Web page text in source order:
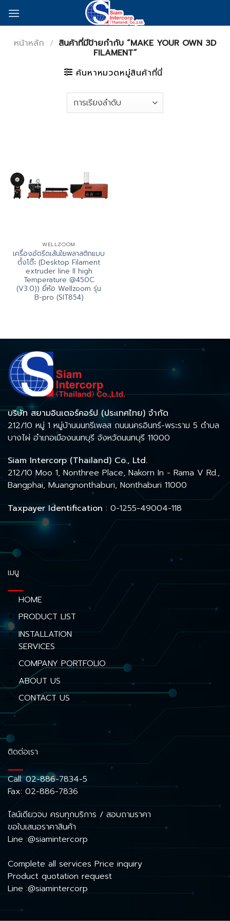
หน้าหลัก / สินค้าที่มีป้ายกำกับ “MAKE YOUR OWN 3D
FILAMENT”
ค้นหาหมวดหมู่สินค้าที่นี่
WELLZOOM
เครื่องอัดรีดเส้นใยพลาสติกแบบ
ตั้งโต๊ะ (Desktop Filament
extruder line II high
Temperature @450C
(V3.0)) ยี่ห้อ Wellzoom รุ่น
B-pro (SIT854)
บริษัท สยามอินเตอร์คอร์ป (ประเทศไทย) จำกัด
212/10 หมู่ 1 หมู่บ้านนนทรีเพลส ถนนนครอินทร์-พระราม 5 ตำบล
บางไผ่ อำเภอเมืองนนทบุรี จังหวัดนนทบุรี 11000
Siam Intercorp (Thailand) Co., Ltd.
212/10 Moo 1, Nonthree Place, Nakorn In - Rama V Rd.,
Bangphai, Muangnonthaburi, Nonthaburi 11000
Taxpayer Identification : 0-1255-49004-118
เมนู
HOME
PRODUCT LIST
INSTALLATION
SERVICES
COMPANY PORTFOLIO
ABOUT US
CONTACT US
ติดต่อเรา
Call:02-886-7834-5
Fax: 02-886-7836
ไลน์เดียวจบ ครบทุกบริการ / สอบถามราคา
ขอใบเสนอราคาสินค้า
Line :@siamintercorp
Complete all services Price inquiry
Product quotation request
Line :@siamintercorp